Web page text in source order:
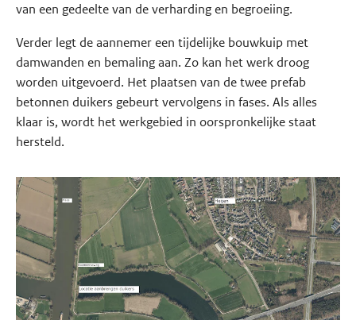
van een gedeelte van de verharding en begroeiing.
Verder legt de aannemer een tijdelijke bouwkuip met
damwanden en bemaling aan. Zo kan het werk droog
worden uitgevoerd. Het plaatsen van de twee prefab
betonnen duikers gebeurt vervolgens in fases. Als alles
klaar is, wordt het werkgebied in oorspronkelijke staat
hersteld.